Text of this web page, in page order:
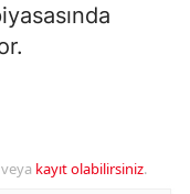
kayıt olabilirsiniz.